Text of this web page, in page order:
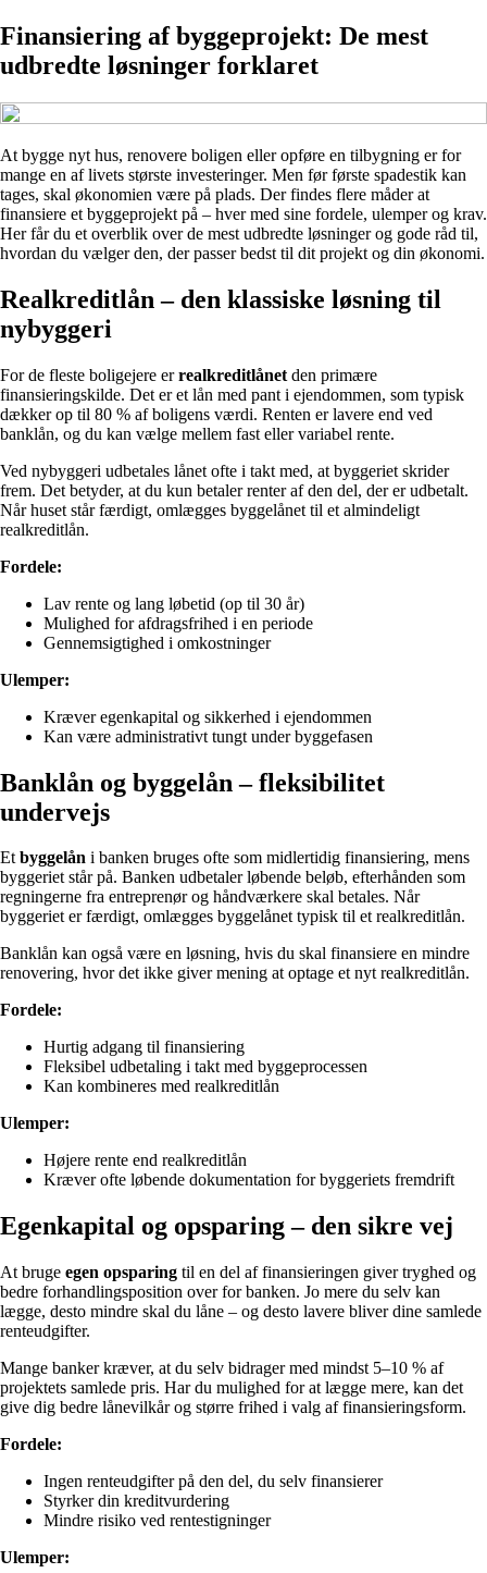
Finansiering af byggeprojekt: De mest
udbredte løsninger forklaret
At bygge nyt hus, renovere boligen eller opføre en tilbygning er for
mange en af livets største investeringer. Men før første spadestik kan
tages, skal økonomien være på plads. Der findes flere måder at
finansiere et byggeprojekt på – hver med sine fordele, ulemper og krav.
Her får du et overblik over de mest udbredte løsninger og gode råd til,
hvordan du vælger den, der passer bedst til dit projekt og din økonomi.
Realkreditlån – den klassiske løsning til
nybyggeri
For de fleste boligejere errealkreditlånet den primære
finansieringskilde. Det er et lån med pant i ejendommen, som typisk
dækker op til 80 % af boligens værdi. Renten er lavere end ved
banklån, og du kan vælge mellem fast eller variabel rente.
Ved nybyggeri udbetales lånet ofte i takt med, at byggeriet skrider
frem. Det betyder, at du kun betaler renter af den del, der er udbetalt.
Når huset står færdigt, omlægges byggelånet til et almindeligt
realkreditlån.
Fordele:
Lav rente og lang løbetid (op til 30 år)
Mulighed for afdragsfrihed i en periode
Gennemsigtighed i omkostninger
Ulemper:
Kræver egenkapital og sikkerhed i ejendommen
Kan være administrativt tungt under byggefasen
Banklån og byggelån – fleksibilitet
undervejs
Etbyggelån i banken bruges ofte som midlertidig finansiering, mens
byggeriet står på. Banken udbetaler løbende beløb, efterhånden som
regningerne fra entreprenør og håndværkere skal betales. Når
byggeriet er færdigt, omlægges byggelånet typisk til et realkreditlån.
Banklån kan også være en løsning, hvis du skal finansiere en mindre
renovering, hvor det ikke giver mening at optage et nyt realkreditlån.
Fordele:
Hurtig adgang til finansiering
Fleksibel udbetaling i takt med byggeprocessen
Kan kombineres med realkreditlån
Ulemper:
Højere rente end realkreditlån
Kræver ofte løbende dokumentation for byggeriets fremdrift
Egenkapital og opsparing – den sikre vej
At bruge egen opsparing til en del af finansieringen giver tryghed og
bedre forhandlingsposition over for banken. Jo mere du selv kan
lægge, desto mindre skal du låne – og desto lavere bliver dine samlede
renteudgifter.
Mange banker kræver, at du selv bidrager med mindst 5–10 % af
projektets samlede pris. Har du mulighed for at lægge mere, kan det
give dig bedre lånevilkår og større frihed i valg af finansieringsform.
Fordele:
Ingen renteudgifter på den del, du selv finansierer
Styrker din kreditvurdering
Mindre risiko ved rentestigninger
Ulemper: